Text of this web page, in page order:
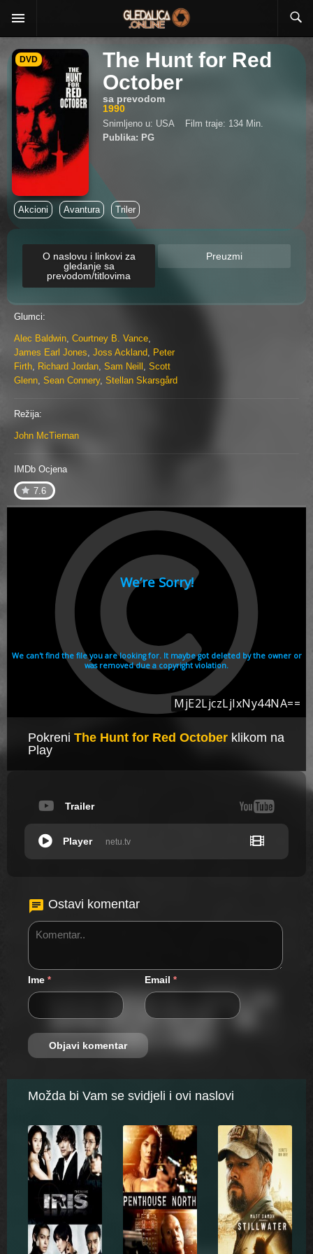
DVD
The Hunt for Red
October
sa prevodom
1990
Snimljeno u: USA
Film traje: 134 Min.
Publika: PG
Akcioni Avantura Triler
O naslovu i linkovi za
gledanje sa
prevodom/titlovima
Preuzmi
Glumci:
Alec Baldwin, Courtney B. Vance,
James Earl Jones, Joss Ackland, Peter
Firth, Richard Jordan, Sam Neill , Scott
Glenn, Sean Connery, Stellan Skarsgård
Režija:
John McTiernan
IMDb Ocjena
7.6
Pokreni The Hunt for Red October klikom na
Play
Trailer
netu.tv
Player
Ostavi komentar
Ime * Email *
Možda bi Vam se svidjeli i ovi naslovi